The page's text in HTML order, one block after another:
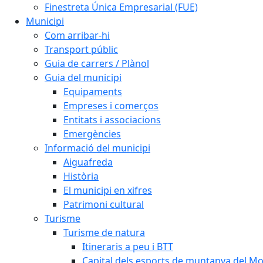
Finestreta Única Empresarial (FUE)
Municipi
Com arribar-hi
Transport públic
Guia de carrers / Plànol
Guia del municipi
Equipaments
Empreses i comerços
Entitats i associacions
Emergències
Informació del municipi
Aiguafreda
Història
El municipi en xifres
Patrimoni cultural
Turisme
Turisme de natura
Itineraris a peu i BTT